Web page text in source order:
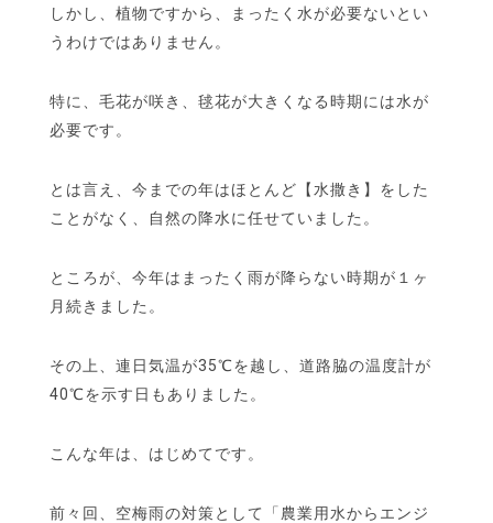
しかし、植物ですから、まったく水が必要ないとい
うわけではありません。
特に、毛花が咲き、毬花が大きくなる時期には水が
必要です。
とは言え、今までの年はほとんど【水撒き】をした
ことがなく、自然の降水に任せていました。
ところが、今年はまったく雨が降らない時期が１ヶ
月続きました。
その上、連日気温が35℃を越し、道路脇の温度計が
40℃を示す日もありました。
こんな年は、はじめてです。
前々回、空梅雨の対策として「農業用水からエンジ